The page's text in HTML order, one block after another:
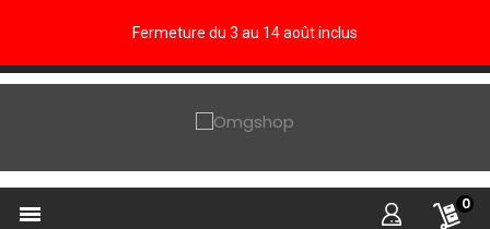
Fermeture du 3 au 14 août inclus
 0